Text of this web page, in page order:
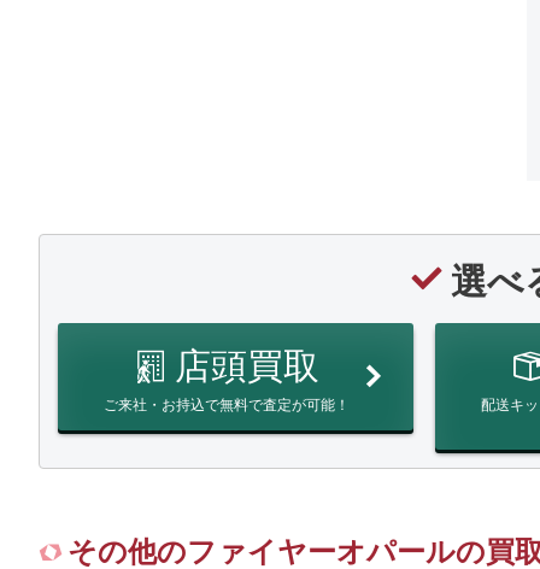
選べ
店頭買取
ご来社・お持込で無料で査定が可能！ 配送キ
その他のファイヤーオパールの買